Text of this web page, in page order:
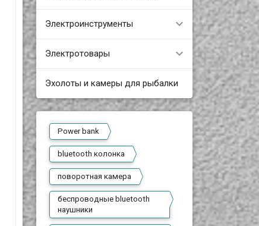
Электроинструменты
Электротовары
Эхолоты и камеры для рыбалки
Power bank
bluetooth колонка
поворотная камера
беспроводные bluetooth
наушники